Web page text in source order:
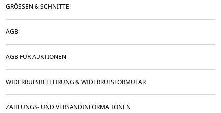
GRÖSSEN & SCHNITTE
AGB
AGB FÜR AUKTIONEN
WIDERRUFSBELEHRUNG & WIDERRUFSFORMULAR
ZAHLUNGS- UND VERSANDINFORMATIONEN